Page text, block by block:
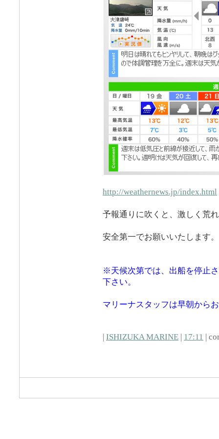
http://weathernews.jp/index.html
予報通りに吹くと、激しく荒
安全第一でお願いいたします。
※天候次第では、出船を停止
下さい。
マリーナスタッフは早朝から
| ISHIZUKA MARINE | 17:11 |